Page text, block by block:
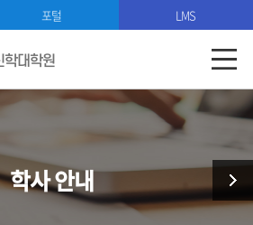
포털 LMS
학대학원
학사 안내